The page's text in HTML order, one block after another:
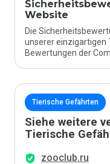
Website
Die
unserer einzigartigen
Bewertungen der
Tierische Gefährten
Siehe weitere
Tierische
zooclub.ru